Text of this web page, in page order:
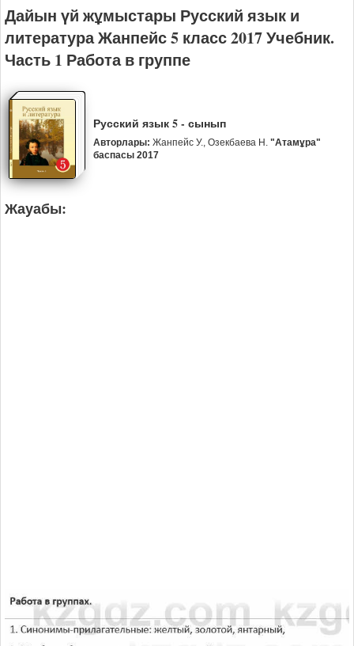
Дайын үй жұмыстары Русский язык и
литература Жанпейс 5 класс 2017 Учебник.
Часть 1 Работа в группе
Русский язык 5 - сынып
Авторлары: Жанпейс У., Озекбаева Н. "Атамұра"
баспасы 2017
Жауабы: